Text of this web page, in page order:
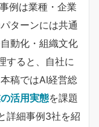
例は業種・企業
ターンには共通
動化・組織文化
すると、自社に
稿ではAI経営総
活用実態を課題
詳細事例3社を紹